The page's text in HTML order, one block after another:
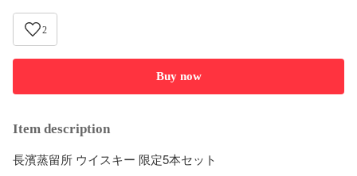
2
Buy now
Item description
長濱蒸留所 ウイスキー 限定5本セット